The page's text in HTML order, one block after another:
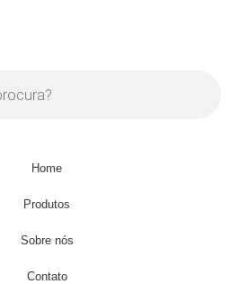
Home
Produtos
Sobre nós
Contato